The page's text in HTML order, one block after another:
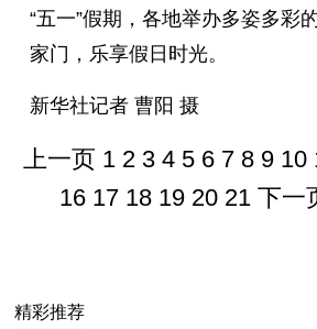
“五一”假期，各地举办多姿多彩
家门，乐享假日时光。
新华社记者 曹阳 摄
上一页 1 2 3 4 5 6 7 8 9 10
16 17 18 19 20 21 下一
精彩推荐